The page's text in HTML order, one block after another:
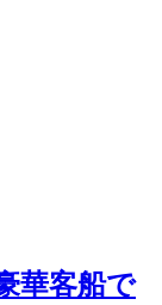
華客船で